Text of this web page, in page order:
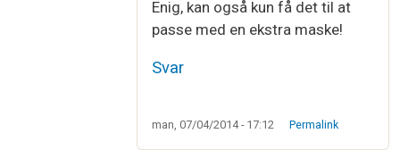
Enig, kan også kun få det til at
passe med en ekstra maske!
Svar
man, 07/04/2014 - 17:12 Permalink